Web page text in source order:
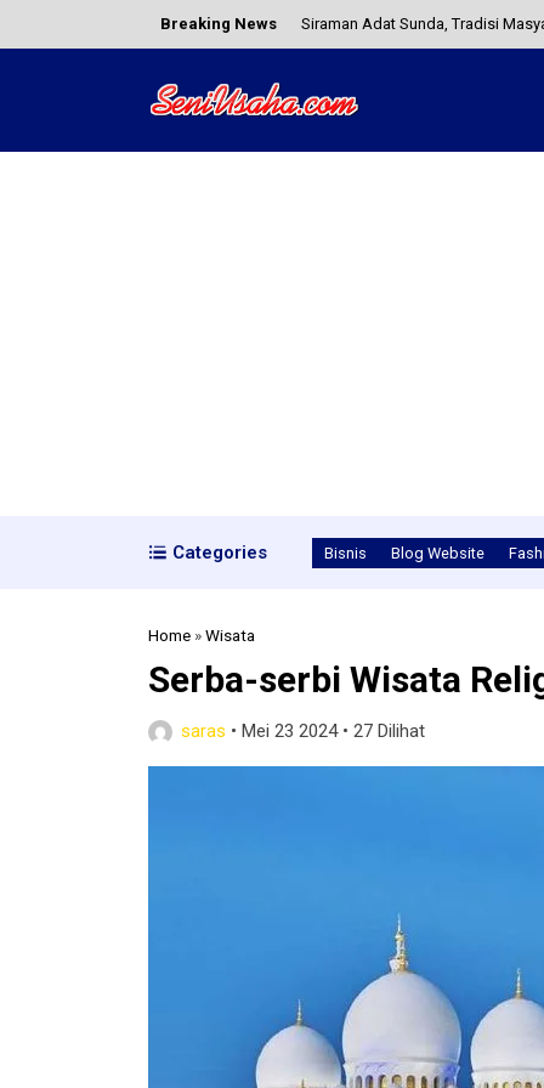
Breaking News Siraman Adat Sunda, Tradisi
3 Cara Mengatasi Laptop
Categories Bisnis Blog Website
Home »Wisata
Serba-serbi Wisata
saras • Mei 23 2024• 27 Dilihat